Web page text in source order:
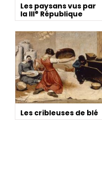
Les paysans vus par
la IIIe République
Les cribleuses de blé